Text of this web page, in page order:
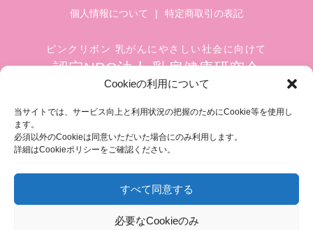
Cookieの利用について
当サイトでは、サービス向上と利用状況の把握のためにCookie等を使用し
ます。
必須以外のCookieは同意いただいた場合にのみ利用します。
詳細はCookieポリシーをご確認ください。
すべて同意する
必要なCookieのみ
個人情報について | 特定商取引の表記
ピンクリボン 乳がんにやさしい社会に向けて
認定NPO法人 乳房健康研究会
築地ホワイトビル 1002
FAX.03-3545-6545
info@breastcare.jp
COPYRIGHT (C) 2019 JAPAN SOCIETY OF BREAST HEALTH, ALL RIGHT RESERVED